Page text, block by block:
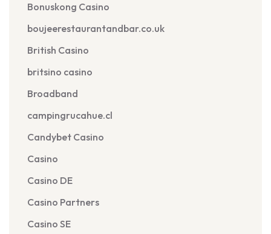
Bonuskong Casino
boujeerestaurantandbar.co.uk
British Casino
britsino casino
Broadband
campingrucahue.cl
Candybet Casino
Casino
Casino DE
Casino Partners
Casino SE